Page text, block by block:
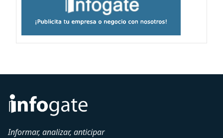
Informar, analizar, anticipar